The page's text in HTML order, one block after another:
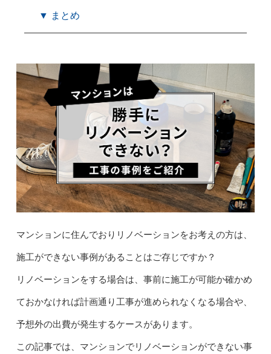
▼ まとめ
マンションに住んでおりリノベーションをお考えの方は、
施工ができない事例があることはご存じですか？
リノベーションをする場合は、事前に施工が可能か確かめ
ておかなければ計画通り工事が進められなくなる場合や、
予想外の出費が発生するケースがあります。
この記事では、マンションでリノベーションができない事